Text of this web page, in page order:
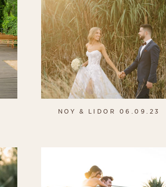
NOY & LIDOR 06.09.23